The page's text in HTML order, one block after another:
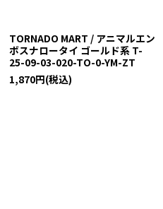
TORNADO MART / アニマルエン
ボスナロータイ ゴールド系 T-
25-09-03-020-TO-0-YM-ZT
1,870円(税込)